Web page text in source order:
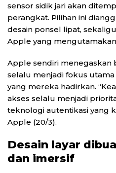
sensor sidik jari akan
perangkat. Pilihan ini
desain ponsel lipat,
Apple yang
Apple sendiri menegaskan
selalu menjadi fokus utama
yang mereka hadirkan.
akses selalu menjadi
teknologi autentikasi yang
Apple (20/3).
Desain layar
dan imersif